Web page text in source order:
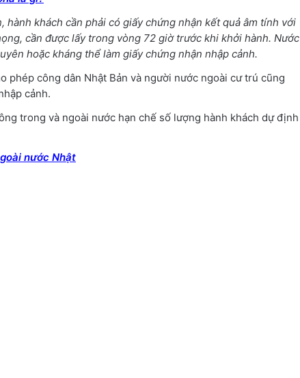
hành khách cần phải có giấy chứng nhận kết quả âm tính với
cần được lấy trong vòng 72 giờ trước khi khởi hành. Nước
hoặc kháng thể làm giấy chứng nhận nhập cảnh.
phép công dân Nhật Bản và người nước ngoài cư trú cũng
cảnh.
trong và ngoài nước hạn chế số lượng hành khách dự định
nước Nhật